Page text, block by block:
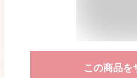
この商品を